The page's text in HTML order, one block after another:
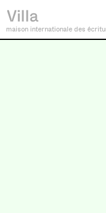
maison internationale des